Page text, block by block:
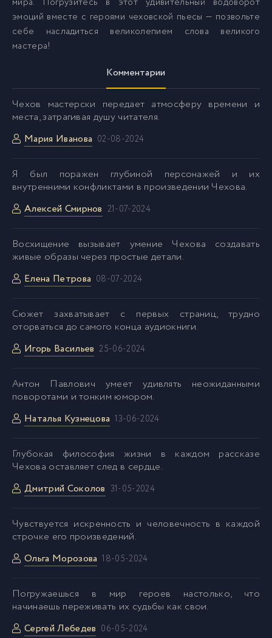
эмоций вместе с героями чеховской пьесы — позвольте
себе насладиться великолепием слова великого
мастера!
Комментарии
Чехов мастерски передает атмосферу времени и
места, затрагивая душу читателя.
Мария Иванова 02-08-2024
Я был поражен глубиной персонажей и их
внутренними конфликтами в произведении Чехова.
Алексей Смирнов 21-07-2024
Восхищение вызывает умение Чехова создавать
живые образы через простые детали.
Елена Петрова 08-07-2024
Сюжет захватывает с первых страниц, трудно
оторваться до самого конца аудиокниги.
Игорь Васильев 25-06-2024
Антон Павлович умеет удивлять неожиданными
поворотами и тонким юмором.
Наталья Кузнецова 13-06-2024
Глубокая философия жизни в каждом рассказе
Чехова оставляет след в сердце.
Дмитрий Соколов 31-05-2024
Чувствуется искренность и человечность в каждой
строчке его произведений.
Ольга Морозова 18-05-2024
Погружаешься в мир героев настолько, что
начинаешь переживать их судьбы как свои.
Сергей Лебедев 06-05-2024